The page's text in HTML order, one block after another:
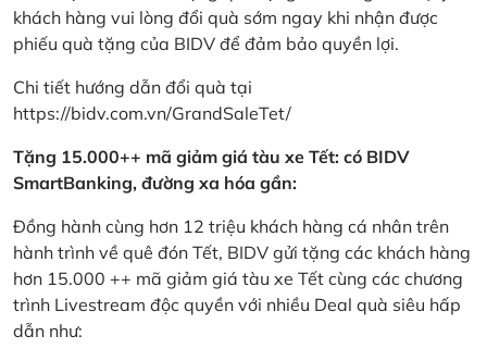
khách hàng vui lòng đổi quà sớm ngay khi nhận được
phiếu quà tặng của BIDV để đảm bảo quyền lợi.
Chi tiết hướng dẫn đổi quà tại
https://bidv.com.vn/GrandSaleTet/
Tặng 15.000++ mã giảm giá tàu xe Tết: có BIDV
SmartBanking, đường xa hóa gần:
Đồng hành cùng hơn 12 triệu khách hàng cá nhân trên
hành trình về quê đón Tết, BIDV gửi tặng các khách hàng
hơn 15.000 ++ mã giảm giá tàu xe Tết cùng các chương
trình Livestream độc quyền với nhiều Deal quà siêu hấp
dẫn như: